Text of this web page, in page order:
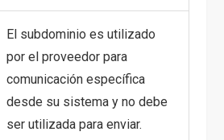
El subdominio es utilizado
por el proveedor para
comunicación específica
desde su sistema y no debe
ser utilizada para enviar.